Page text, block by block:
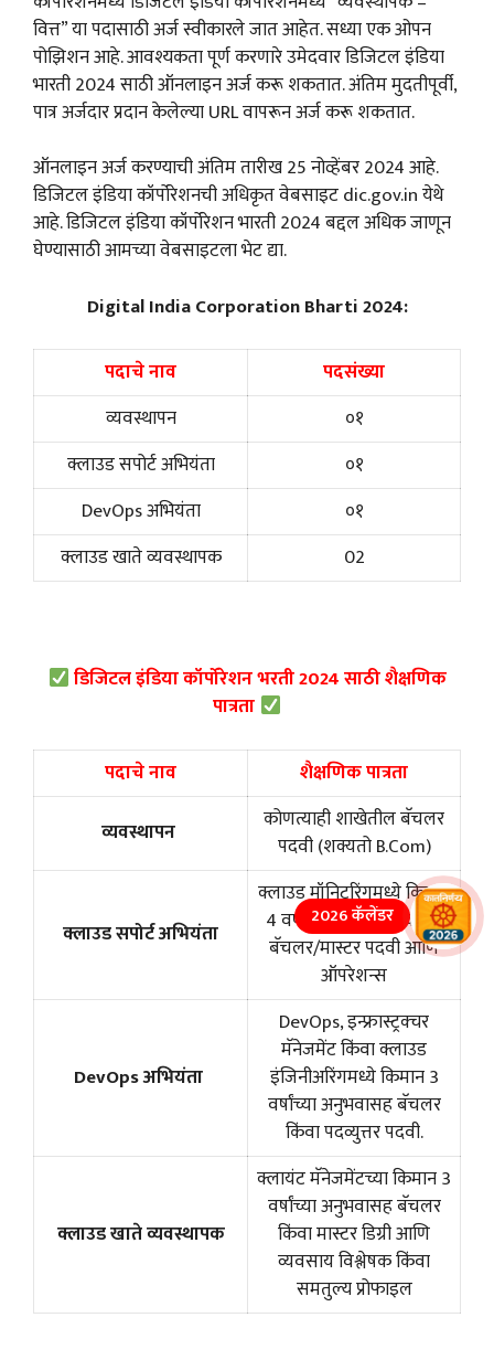
वित्त” या पदासाठी अर्ज स्वीकारले जात आहेत. सध्या एक ओपन
पोझिशन आहे. आवश्यकता पूर्ण करणारे उमेदवार डिजिटल इंडिया
भारती 2024 साठी ऑनलाइन अर्ज करू शकतात. अंतिम मुदतीपूर्वी,
पात्र अर्जदार प्रदान केलेल्या URL वापरून अर्ज करू शकतात.
ऑनलाइन अर्ज करण्याची अंतिम तारीख 25 नोव्हेंबर 2024 आहे.
डिजिटल इंडिया कॉर्पोरेशनची अधिकृत वेबसाइट dic.gov.in येथे
आहे. डिजिटल इंडिया कॉर्पोरेशन भारती 2024 बद्दल अधिक जाणून
घेण्यासाठी आमच्या वेबसाइटला भेट द्या.
Digital India Corporation Bharti 2024:
पदाचे नाव
पदसंख्या
व्यवस्थापन
०१
क्लाउड सपोर्ट अभियंता
०१
DevOps अभियंता
०१
क्लाउड खाते व्यवस्थापक
02
डिजिटल इंडिया कॉर्पोरेशन भरती 2024 साठी शैक्षणिक
पात्रता
पदाचे नाव
शैक्षणिक पात्रता
व्यवस्थापन
कोणत्याही शाखेतील बॅचलर
पदवी (शक्यतो B.Com)
क्लाउड सपोर्ट अभियंता
क्लाउड मॉनिटरिंगमध्ये किमान
4 वर्षांच्या सिद्ध अनुभवासह
बॅचलर/मास्टर पदवी आणि
ऑपरेशन्स
DevOps अभियंता
DevOps, इन्फ्रास्ट्रक्चर
मॅनेजमेंट किंवा क्लाउड
इंजिनीअरिंगमध्ये किमान 3
वर्षांच्या अनुभवासह बॅचलर
किंवा पदव्युत्तर पदवी.
क्लाउड खाते व्यवस्थापक
क्लायंट मॅनेजमेंटच्या किमान 3
वर्षांच्या अनुभवासह बॅचलर
किंवा मास्टर डिग्री आणि
व्यवसाय विश्लेषक किंवा
समतुल्य प्रोफाइल
2026 कॅलेंडर